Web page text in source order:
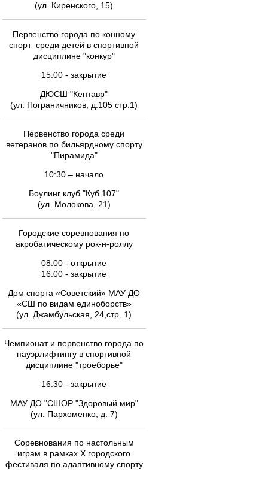
(ул. Киренского, 15)
Первенство города по конному
спорт среди детей в спортивной
дисциплине "конкур"
15:00 - закрытие
ДЮСШ "Кентавр"
(ул. Пограничников, д.105 стр.1)
Первенство города среди
ветеранов по бильярдному спорту
"Пирамида"
10:30 – начало
Боулинг клуб "Куб 107"
(ул. Молокова, 21)
Городские соревнования по
акробатическому рок-н-роллу
08:00 - открытие
16:00 - закрытие
Дом спорта «Советский» МАУ ДО
«СШ по видам единоборств»
(ул. Джамбульская, 24,стр. 1)
Чемпионат и первенство города по
пауэрлифтингу в спортивной
дисциплине "троеборье"
16:30 - закрытие
МАУ ДО "СШОР "Здоровый мир"
(ул. Пархоменко, д. 7)
Соревнования по настольным
играм в рамках X городского
фестиваля по адаптивному спорту